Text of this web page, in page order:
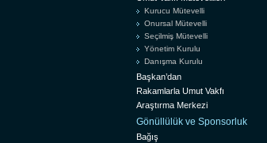
Kurucu Mütevelli
Onursal Mütevelli
Seçilmiş Mütevelli
Yönetim Kurulu
Danışma Kurulu
Başkan’dan
Rakamlarla Umut Vakfı
Araştırma Merkezi
Gönüllülük ve Sponsorluk
Bağış